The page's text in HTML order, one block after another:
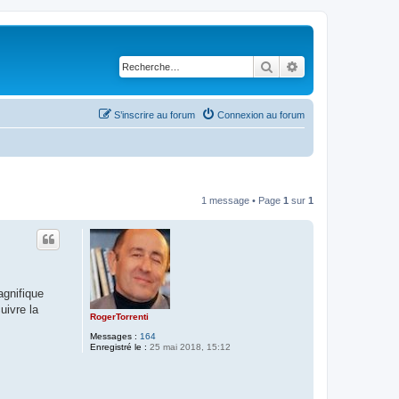
Rechercher
Connexion au forum
S’inscrire au forum
1 message • Page 1 sur 1
RogerTorrenti
Messages : 164
Enregistré le : 25 mai 2018, 15:12
la